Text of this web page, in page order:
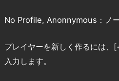
No Profile, Anonnymous：ノ
プレイヤーを新しく作るには、
入力します。